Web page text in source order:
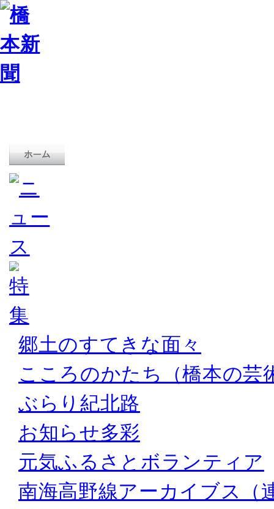
郷土のすてきな面々
こころのかたち（橋本の芸
ぶらり紀北路
お知らせ多彩
元気ふるさとボランティア
南海高野線アーカイブス（